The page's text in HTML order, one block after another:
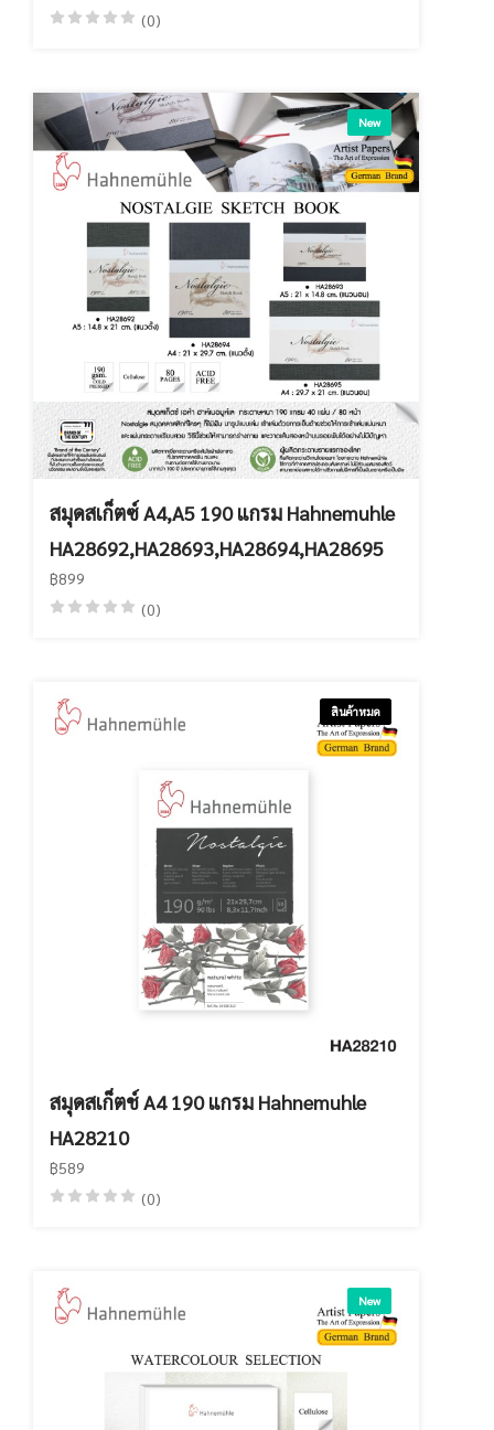
(0)
New
สมุดสเก็ตซ์ A4,A5 190 แกรม Hahnemuhle
HA28692,HA28693,HA28694,HA28695
฿899
(0)
สินค้าหมด
สมุดสเก็ตช์ A4 190 แกรม Hahnemuhle
HA28210
฿589
(0)
New